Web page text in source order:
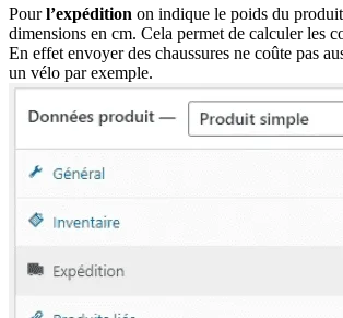
Pourl’expédition on indique le poids du
dimensions en cm. Cela permet de calculer les
En effet envoyer des chaussures ne coûte pas
un vélo par exemple.